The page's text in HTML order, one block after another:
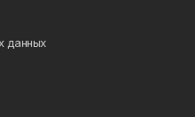
данных